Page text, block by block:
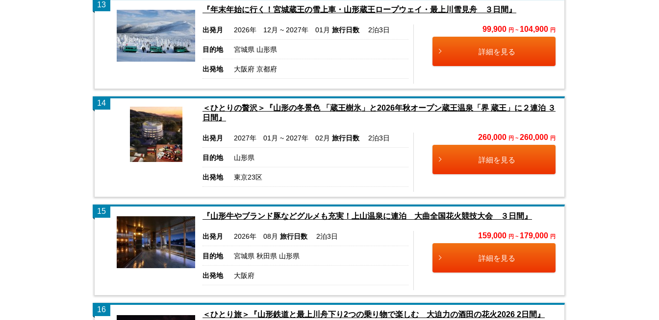
13
『年末年始に行く！宮城蔵王の雪上車・山形蔵王ロープウェイ・最上川雪見舟 ３日間』
出発月 2026年 12月 ~ 2027年 01月 旅行日数 2泊3日
目的地 宮城県 山形県
出発地 大阪府 京都府
99,900 円 ~ 104,900 円
詳細を見る
14
＜ひとりの贅沢＞『山形の冬景色 「蔵王樹氷」と2026年秋オープン蔵王温泉「界 蔵王」に２連泊 ３
日間』
出発月 2027年 01月 ~ 2027年 02月 旅行日数 2泊3日
目的地 山形県
出発地 東京23区
260,000 円 ~ 260,000 円
詳細を見る
15
『山形牛やブランド豚などグルメも充実！上山温泉に連泊 大曲全国花火競技大会 ３日間』
出発月 2026年 08月 旅行日数 2泊3日
目的地 宮城県 秋田県 山形県
出発地 大阪府
159,000 円 ~ 179,000 円
詳細を見る
16
＜ひとり旅＞『山形鉄道と最上川舟下り2つの乗り物で楽しむ 大迫力の酒田の花火2026 2日間』